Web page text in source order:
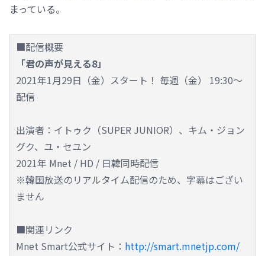
まっている。
■配信概要
「君の声が見える8」
2021年1月29日（金）スタート！ 毎週（金） 19:30～
配信
出演者：イトゥク（SUPER JUNIOR）、キム・ジョン
グク、ユ・セユン
2021年 Mnet / HD / 日韓同時配信
※韓国放送のリアルタイム配信のため、字幕はござい
ません
■関連リンク
Mnet Smart公式サイト： http://smart.mnetjp.com/